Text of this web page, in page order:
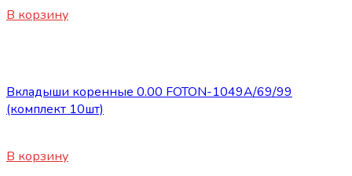
В корзину
Вкладыши коренные 0.00 FOTON-1049А/69/99
(комплект 10шт)
В корзину